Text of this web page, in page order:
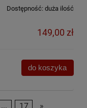
Dostępność: duża ilość
149,00 zł
do koszyka
... 17 »